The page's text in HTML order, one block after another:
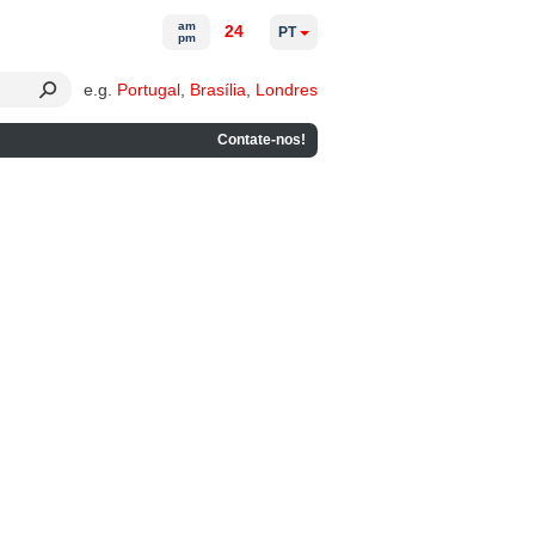
e.g. Portugal Brasília Londres
Contate-nos!
am
pm
24 PT